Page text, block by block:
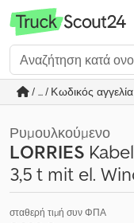
/ ... / Κωδικός
Ρυμουλκούμενο
LORRIES
3,5 t mit el.
σταθερή τιμή συν ΦΠΑ